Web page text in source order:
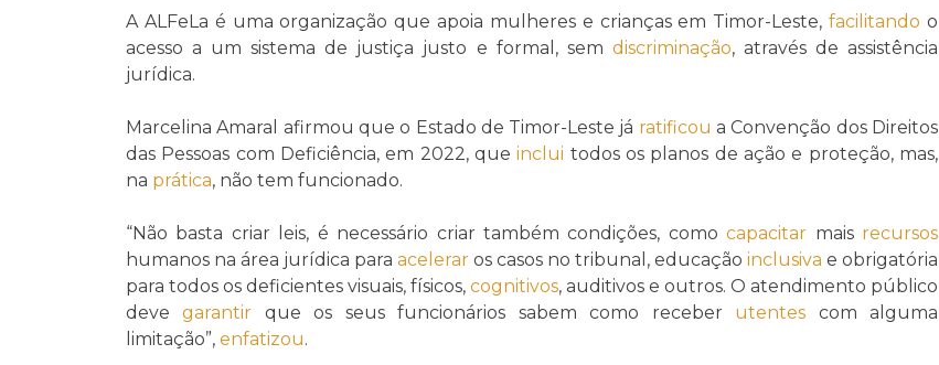
A ALFeLa é uma organização que apoia mulheres e crianças em Timor-Leste,facilitando o
acesso a um sistema de justiça justo e formal, sem discriminação, através de assistência
jurídica.
Marcelina Amaral afirmou que o Estado de Timor-Leste já ratificou a Convenção dos Direitos
das Pessoas com Deficiência, em 2022, queinclui todos os planos de ação e proteção, mas,
na prática, não tem funcionado.
“Não basta criar leis, é necessário criar também condições, comocapacitar mais recursos
humanos na área jurídica para acelerar os casos no tribunal, educação inclusiva e obrigatória
para todos os deficientes visuais, físicos, cognitivos, auditivos e outros. O atendimento público
devegarantir que os seus funcionários sabem como receber utentes com alguma
limitação”, enfatizou.